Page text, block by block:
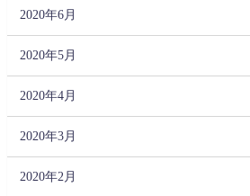
2020年6月
2020年5月
2020年4月
2020年3月
2020年2月